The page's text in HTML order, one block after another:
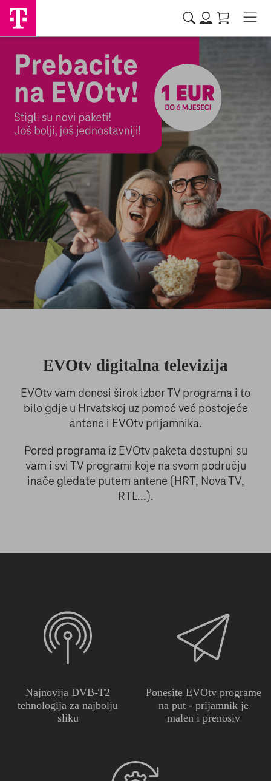
EVOtv digitalna televizija
EVOtv vam donosi širok izbor TV programa i to
bilo gdje u Hrvatskoj uz pomoć već postojeće
antene i EVOtv prijamnika.
Pored programa iz EVOtv paketa dostupni su
vam i svi TV programi koje na svom području
inače gledate putem antene (HRT, Nova TV,
RTL...).
Najnovija DVB-T2
tehnologija za najbolju
sliku
Ponesite EVOtv programe
na put - prijamnik je
malen i prenosiv